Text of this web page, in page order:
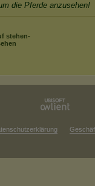
die Pferde anzusehen!
stehen-